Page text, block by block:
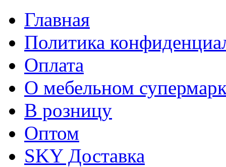
Главная
Политика
Оплата
О мебельном
В розницу
Оптом
SKY Доставка